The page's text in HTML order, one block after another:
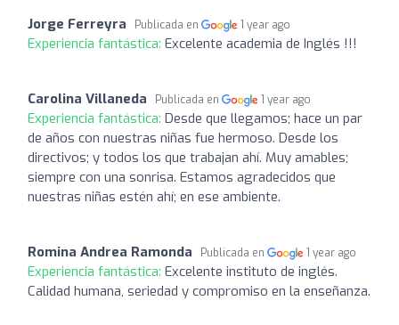
Jorge Ferreyra Publicada en 1 year ago
Experiencia fantástica: Excelente academia de Inglés !!!
Carolina Villaneda Publicada en 1 year ago
Experiencia fantástica: Desde que llegamos; hace un par
de años con nuestras niñas fue hermoso. Desde los
directivos; y todos los que trabajan ahí. Muy amables;
siempre con una sonrisa. Estamos agradecidos que
nuestras niñas estén ahí; en ese ambiente.
Romina Andrea Ramonda Publicada en 1 year ago
Experiencia fantástica: Excelente instituto de inglés.
Calidad humana, seriedad y compromiso en la enseñanza.